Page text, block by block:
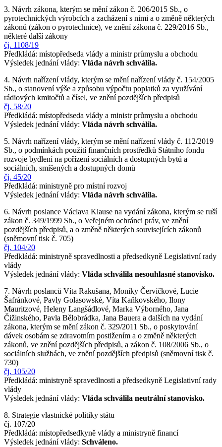
3. Návrh zákona, kterým se mění zákon č. 206/2015 Sb., o
pyrotechnických výrobcích a zacházení s nimi a o změně některých
zákonů (zákon o pyrotechnice), ve znění zákona č. 229/2016 Sb.,
některé další zákony
čj. 1108/19
Předkládá: místopředseda vlády a ministr průmyslu a obchodu
Výsledek jednání vlády: Vláda návrh schválila.
4. Návrh nařízení vlády, kterým se mění nařízení vlády č. 154/2005
Sb., o stanovení výše a způsobu výpočtu poplatků za využívání
rádiových kmitočtů a čísel, ve znění pozdějších předpisů
čj. 58/20
Předkládá: místopředseda vlády a ministr průmyslu a obchodu
Výsledek jednání vlády: Vláda návrh schválila.
5. Návrh nařízení vlády, kterým se mění nařízení vlády č. 112/2019
Sb., o podmínkách použití finančních prostředků Státního fondu
rozvoje bydlení na pořízení sociálních a dostupných bytů a
sociálních, smíšených a dostupných domů
čj. 45/20
Předkládá: ministryně pro místní rozvoj
Výsledek jednání vlády: Vláda návrh schválila.
6. Návrh poslance Václava Klause na vydání zákona, kterým se ruší
zákon č. 349/1999 Sb., o Veřejném ochránci práv, ve znění
pozdějších předpisů, a o změně některých souvisejících zákonů
(sněmovní tisk č. 705)
čj. 104/20
Předkládá: ministryně spravedlnosti a předsedkyně Legislativní rady
vlády
Výsledek jednání vlády: Vláda schválila nesouhlasné stanovisko.
7. Návrh poslanců Víta Rakušana, Moniky Červíčkové, Lucie
Šafránkové, Pavly Golasowské, Víta Kaňkovského, Ilony
Mauritzové, Heleny Langšádlové, Marka Výborného, Jana
Čižinského, Pavla Bělobrádka, Jana Bauera a dalších na vydání
zákona, kterým se mění zákon č. 329/2011 Sb., o poskytování
dávek osobám se zdravotním postižením a o změně některých
zákonů, ve znění pozdějších předpisů, a zákon č. 108/2006 Sb., o
sociálních službách, ve znění pozdějších předpisů (sněmovní tisk č.
730)
čj. 105/20
Předkládá: ministryně spravedlnosti a předsedkyně Legislativní rady
vlády
Výsledek jednání vlády: Vláda schválila neutrální stanovisko.
8. Strategie vlastnické politiky státu
čj. 107/20
Předkládá: místopředsedkyně vlády a ministryně financí
Výsledek jednání vlády: Schváleno.